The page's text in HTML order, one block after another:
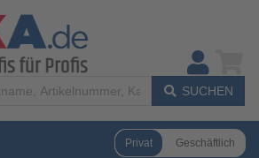
SUCHEN
Privat Geschäftlich